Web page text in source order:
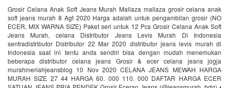
Grosir Celana Anak Soft Jeans Murah Mallaza mallaza grosir celana anak
soft jeans murah 8 Agt 2020 Harga adalah untuk pengambilan grosir (NO
ECER, MIX WARNA SIZE) Paket seri untuk 12 Pcs Grosir Celana Anak Soft
Jeans Murah, celana Distributor Jeans Levis Murah Di Indonesia
sentradistributor Distributor 22 Mar 2020 distributor jeans levis murah di
Indonesia saat ini tentu anda sendiri bisa dengan mudah menemukan
beberapa distributor celana jeans Grosir & ecer celana jeans jogja
murahmeriahjeansblog 10 Nov 2020 CELANA JEANS MEWAH HARGA
MURAH SIZE 27 44 HARGA 60. 000 110. 000 DAFTAR HARGA ECER